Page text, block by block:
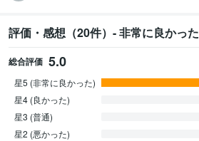
評価・感想（20件）- 非常に良かった
総合評価 5.0
星5 (非常に良かった)
星4 (良かった)
星3 (普通)
星2 (悪かった)